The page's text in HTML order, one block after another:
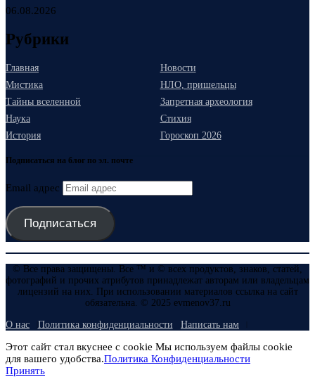
06.08.2026
Рубрики
Главная
Новости
Мистика
НЛО, пришельцы
Тайны вселенной
Запретная археология
Наука
Стихия
История
Гороскоп 2026
Подписаться на блог по эл. почте
Email адрес
Подписаться
© Все права защищены. Все ™ и © всех продуктов, знаков, статей,
фотографий и прочих атрибутов принадлежат авторам или владельцам
лицензий на них. При использовании материалов ссылка на сайт
обязательна. © 2025 evmenov37.ru
О нас Политика конфиденциальности Написать нам
Этот сайт стал вкуснее с cookie Мы используем файлы cookie
для вашего удобства.Политика Конфиденциальности
Принять